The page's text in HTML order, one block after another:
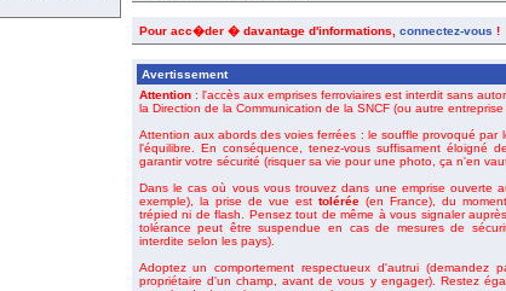
Pour acc�der � davantage d'informations, connectez-vous !
Avertissement
Attention: l'accès aux emprises ferroviaires est interdit sans
la Direction de la Communication de la SNCF (ou autre entreprise
Attention aux abords des voies ferrées : le souffle provoqué par
l'équilibre. En conséquence, tenez-vous suffisament éloigné
garantir votre sécurité (risquer sa vie pour une photo, ça n'en
Dans le cas où vous vous trouvez dans une emprise ouverte
exemple), la prise de vue est tolérée(en France), du
trépied ni de flash. Pensez tout de même à vous signaler
tolérance peut être suspendue en cas de mesures de
interdite selon les pays).
Adoptez un comportement respectueux d'autrui (demandez
propriétaire d'un champ, avant de vous y engager). Restez